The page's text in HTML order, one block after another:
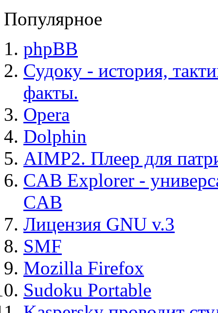
Популярное
phpBB
Судоку - история,
факты.
Opera
Dolphin
AIMP2. Плеер для
CAB Explorer -
CAB
Лицензия GNU v.3
SMF
Mozilla Firefox
Sudoku Portable